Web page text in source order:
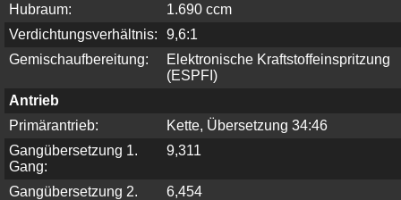
Hubraum:
1.690 ccm
Verdichtungsverhältnis:
9,6:1
Gemischaufbereitung:
Elektronische Kraftstoffeinspritzung
(ESPFI)
Antrieb
Primärantrieb:
Kette, Übersetzung 34:46
Gangübersetzung 1.
Gang:
9,311
Gangübersetzung 2.
6,454